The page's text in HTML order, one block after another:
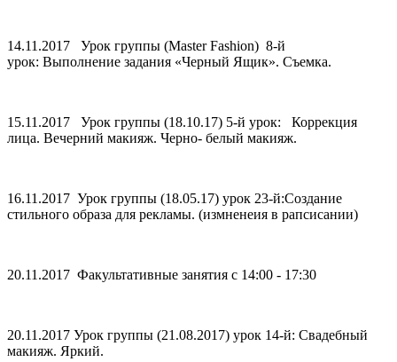
14.11.2017 Урок группы (Master Fashion) 8-й
урок: Выполнение задания «Черный Ящик». Съемка.
15.11.2017 Урок группы (18.10.17) 5-й урок: Коррекция
лица. Вечерний макияж. Черно- белый макияж.
16.11.2017 Урок группы (18.05.17) урок 23-й:Создание
стильного образа для рекламы. (измненеия в рапсисании)
20.11.2017 Факультативные занятия с 14:00 - 17:30
20.11.2017 Урок группы (21.08.2017) урок 14-й: Свадебный
макияж. Яркий.